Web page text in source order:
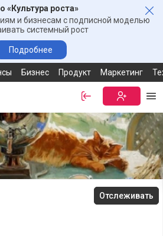
«Культура роста»
и бизнесам с подписной моделью
системный рост
Подробнее
Бизнес Продукт Маркетинг
Войти
Отслеживать